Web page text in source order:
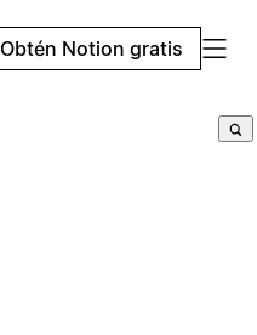
Obtén Notion gratis